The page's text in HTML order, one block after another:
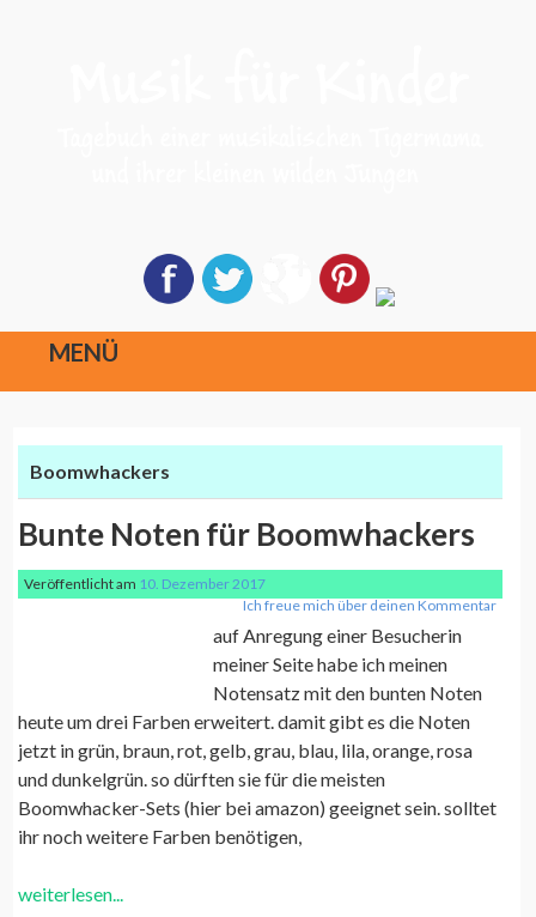
MENÜ
Inhalt
Boomwhackers
Bunte Noten für Boomwhackers
Veröffentlicht am 10. Dezember 2017
Ich freue mich über deinen Kommentar
auf Anregung einer Besucherin
meiner Seite habe ich meinen
Notensatz mit den bunten Noten
heute um drei Farben erweitert. damit gibt es die Noten
jetzt in grün, braun, rot, gelb, grau, blau, lila, orange, rosa
und dunkelgrün. so dürften sie für die meisten
Boomwhacker-Sets (hier bei amazon) geeignet sein. solltet
ihr noch weitere Farben benötigen,
weiterlesen...